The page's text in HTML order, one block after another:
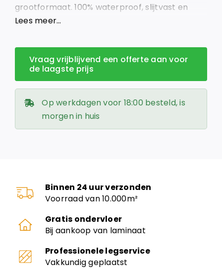
grootformaat. 100% waterproof, slijtvast en
geschikt voor vloerverwarming.
Lees meer…
Vraag vrijblijvend een offerte aan voor
de laagste prijs
Op werkdagen voor 18:00 besteld, is
morgen in huis
Binnen 24 uur verzonden
Voorraad van 10.000m²
Gratis ondervloer
Bij aankoop van laminaat
Professionele legservice
Vakkundig geplaatst